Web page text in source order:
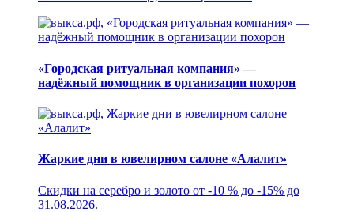
«Городская ритуальная компания» —
надёжный помощник в организации похорон
Жаркие дни в ювелирном салоне «Алалит»
Скидки на серебро и золото от -10 % до -15% до
31.08.2026.